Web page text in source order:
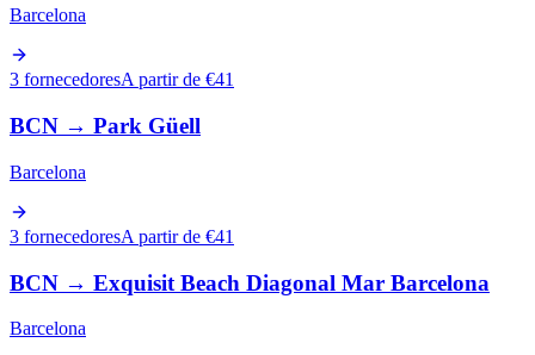
Barcelona
3 fornecedoresA partir de €41
BCN → Park Güell
Barcelona
3 fornecedoresA partir de €41
BCN → Exquisit Beach Diagonal Mar Barcelona
Barcelona